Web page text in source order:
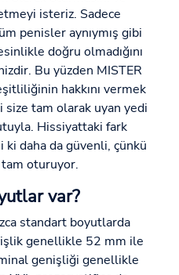
isteriz. Sadece
penisler aynıymış gibi
doğru olmadığını
Bu yüzden MISTER
hakkını vermek
tam olarak uyan yedi
Hissiyattaki fark
daha da güvenli, çünkü
oturuyor.
var?
standart boyutlarda
genellikle 52 mm ile
genişliği genellikle